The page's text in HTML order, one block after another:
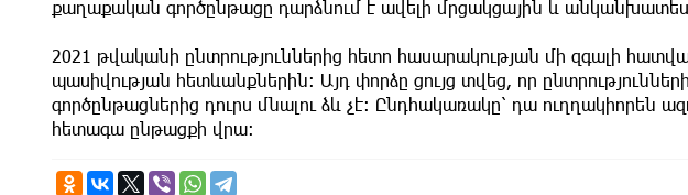
քաղաքական գործընթացը դարձնում է ավելի մրցակցային և
2021 թվականի ընտրություններից հետո հասարակության մի զգալի
պասիվության հետևանքներին։ Այդ փորձը ցույց տվեց, որ
գործընթացներից դուրս մնալու ձև չէ։ Ընդհակառակը՝ դա ուղղակիորեն
հետագա ընթացքի վրա։